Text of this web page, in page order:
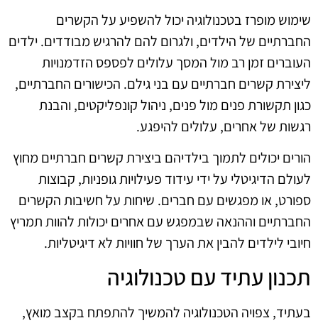
שימוש מופרז בטכנולוגיה יכול להשפיע על הקשרים
החברתיים של הילדים, ולגרום להם להרגיש מבודדים. ילדים
העוברים זמן רב מול המסך עלולים לפספס הזדמנויות
ליצירת קשרים חברתיים עם בני גילם. הכישורים החברתיים,
כגון תקשורת פנים מול פנים, ניהול קונפליקטים, והבנת
רגשות של אחרים, עלולים להיפגע.
הורים יכולים לתמוך בילדיהם ביצירת קשרים חברתיים מחוץ
לעולם הדיגיטלי על ידי עידוד פעילויות גופניות, קבוצות
ספורט, או מפגשים עם חברים. שיחות על חשיבות הקשרים
החברתיים וההנאה שבמפגש עם אחרים יכולות להוות תמריץ
חיובי לילדים להבין את הערך של חוויות לא דיגיטליות.
תכנון עתיד עם טכנולוגיה
בעתיד, צפויה הטכנולוגיה להמשיך להתפתח בקצב מואץ,